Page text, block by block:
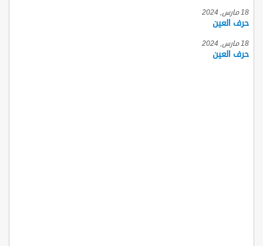
18 مارس, 2024
حرف العين
18 مارس, 2024
حرف العين